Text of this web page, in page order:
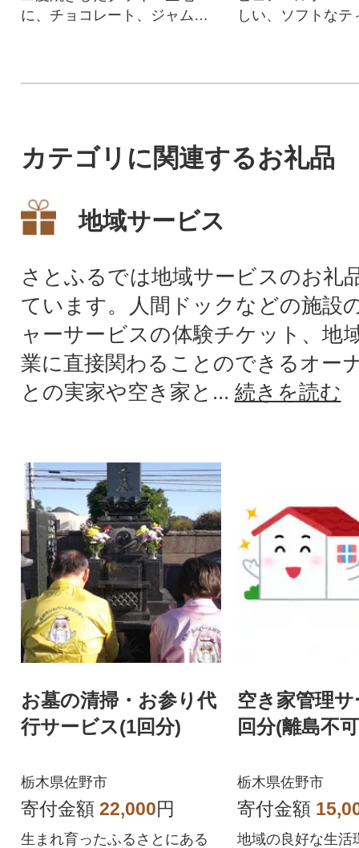
に、チョコレート、ジャムな
しい、ソフトなテ
カテゴリに関連するお礼品
地域サービス
さとふるでは地域サービスのお礼
ています。人間ドックなどの施設
ャーサービスの体験チケット、地
業に直接関わることのできるオー
との実家や空き家と... 続きを読む
お墓の清掃・お参り代
行サービス(1回分)
栃木県佐野市
寄付金額 22,000円
生まれ育ったふるさとにある
空き家管理
回分(離島不
栃木県佐野市
寄付金額
地域の良好な生活